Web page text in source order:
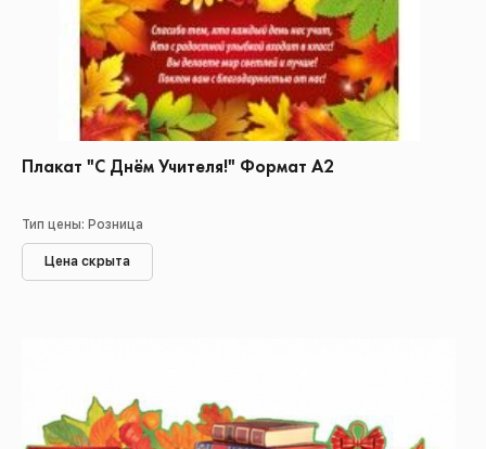
Плакат "С Днём Учителя!" Формат А2
Тип цены: Розница
Цена скрыта